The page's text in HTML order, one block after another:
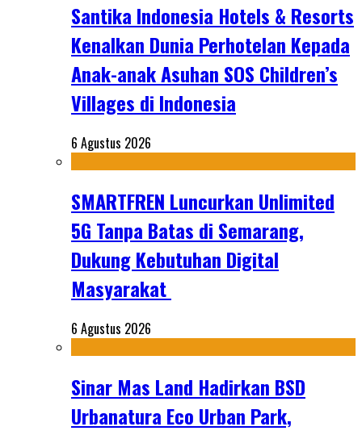
Santika Indonesia Hotels & Resorts
Kenalkan Dunia Perhotelan Kepada
Anak-anak Asuhan SOS Children’s
Villages di Indonesia
6 Agustus 2026
SMARTFREN Luncurkan Unlimited
5G Tanpa Batas di Semarang,
Dukung Kebutuhan Digital
Masyarakat
6 Agustus 2026
Sinar Mas Land Hadirkan BSD
Urbanatura Eco Urban Park,